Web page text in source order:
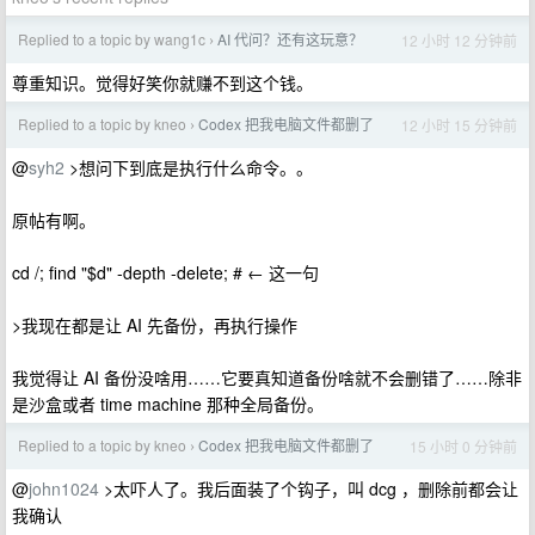
Replied to a topic by wang1c › AI 代问？还有这玩意？ 12 小时 12 分钟前
尊重知识。觉得好笑你就赚不到这个钱。
Replied to a topic by kneo › Codex 把我电脑文件都删了 12 小时 15 分钟前
@syh2 >想问下到底是执行什么命令。。
原帖有啊。
cd /; find "$d" -depth -delete; # ← 这一句
>我现在都是让 AI 先备份，再执行操作
我觉得让 AI 备份没啥用……它要真知道备份啥就不会删错了……除非
是沙盒或者 time machine 那种全局备份。
Replied to a topic by kneo › Codex 把我电脑文件都删了 15 小时 0 分钟前
@john1024 >太吓人了。我后面装了个钩子，叫 dcg ，删除前都会让
我确认